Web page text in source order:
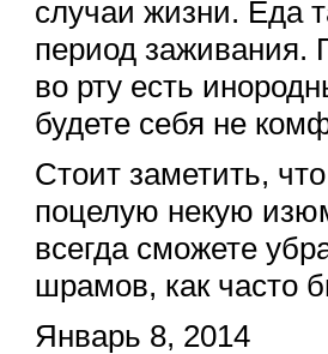
случаи жизни. Еда
период заживания.
во рту есть
будете себя не
Стоит заметить,
поцелую некую
всегда сможете
шрамов, как часто
Январь 8, 2014